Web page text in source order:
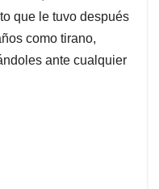
que le tuvo después
como tirano,
ante cualquier